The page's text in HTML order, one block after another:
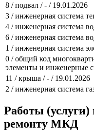
8 / подвал / - / 19.01.2026
3 / инженерная система
4 / инженерная система
6 / инженерная система
1 / инженерная система
0 / общий код
элементы и инженерные
11 / крыша / - / 19.01.2026
2 / инженерная система
Работы
ремонту МКД